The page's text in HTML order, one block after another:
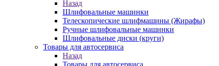
Назад
Шлифовальные машинки
Телескопические шлифмашины (Жирафы)
Ручные шлифовальные машинки
Шлифовальные диски (круги)
Товары для автосервиса
Назад
Товары для автосервиса